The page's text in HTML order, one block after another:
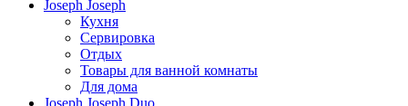
Joseph Joseph
Кухня
Сервировка
Отдых
Товары для ванной комнаты
Для дома